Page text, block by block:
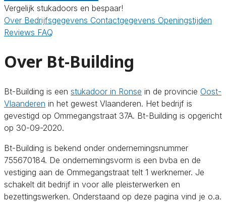
Vergelijk stukadoors en bespaar!
Over Bedrijfsgegevens Contactgegevens Openingstijden
Reviews FAQ
Over Bt-Building
Bt-Building is een stukadoor in Ronse in de provincie Oost-
Vlaanderen in het gewest Vlaanderen. Het bedrijf is
gevestigd op Ommegangstraat 37A. Bt-Building is opgericht
op 30-09-2020.
Bt-Building is bekend onder ondernemingsnummer
755670184. De ondernemingsvorm is een bvba en de
vestiging aan de Ommegangstraat telt 1 werknemer. Je
schakelt dit bedrijf in voor alle pleisterwerken en
bezettingswerken. Onderstaand op deze pagina vind je o.a.